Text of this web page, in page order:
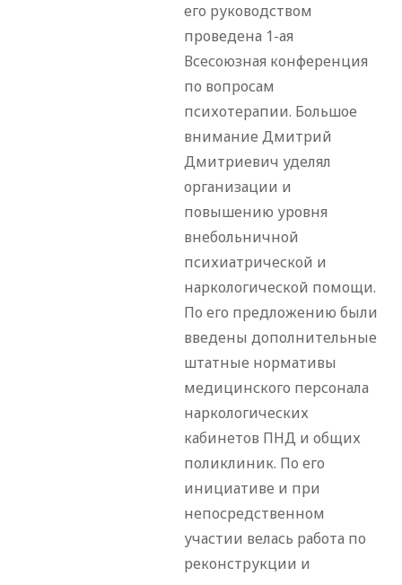
его руководством
проведена 1-ая
Всесоюзная конференция
по вопросам
психотерапии. Большое
внимание Дмитрий
Дмитриевич уделял
организации и
повышению уровня
внебольничной
психиатрической и
наркологической помощи.
По его предложению были
введены дополнительные
штатные нормативы
медицинского персонала
наркологических
кабинетов ПНД и общих
поликлиник. По его
инициативе и при
непосредственном
участии велась работа по
реконструкции и